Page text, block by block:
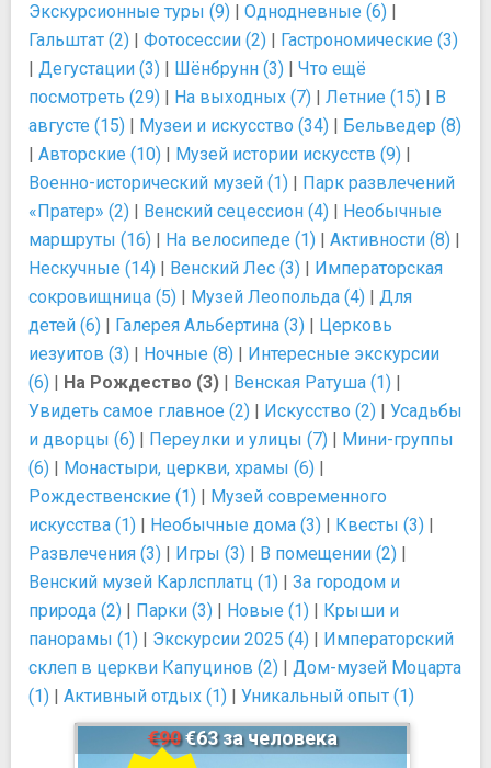
Экскурсионные туры (9) | Однодневные (6) |
Гальштат (2) | Фотосессии (2) | Гастрономические (3)
| Дегустации (3) | Шёнбрунн (3) | Что ещё
посмотреть (29) | На выходных (7) | Летние (15) | В
августе (15) | Музеи и искусство (34) | Бельведер (8)
| Авторские (10) | Музей истории искусств (9) |
Военно-исторический музей (1) | Парк развлечений
«Пратер» (2) | Венский сецессион (4) | Необычные
маршруты (16) | На велосипеде (1) | Активности (8) |
Нескучные (14) | Венский Лес (3) | Императорская
сокровищница (5) | Музей Леопольда (4) | Для
детей (6) | Галерея Альбертина (3) | Церковь
иезуитов (3) | Ночные (8) | Интересные экскурсии
(6) | На Рождество (3) | Венская Ратуша (1) |
Увидеть самое главное (2) | Искусство (2) | Усадьбы
и дворцы (6) | Переулки и улицы (7) | Мини-группы
(6) | Монастыри, церкви, храмы (6) |
Рождественские (1) | Музей современного
искусства (1) | Необычные дома (3) | Квесты (3) |
Развлечения (3) | Игры (3) | В помещении (2) |
Венский музей Карлсплатц (1) | За городом и
природа (2) | Парки (3) | Новые (1) | Крыши и
панорамы (1) | Экскурсии 2025 (4) | Императорский
склеп в церкви Капуцинов (2) | Дом-музей Моцарта
(1) | Активный отдых (1) | Уникальный опыт (1)
€90€63 за человека